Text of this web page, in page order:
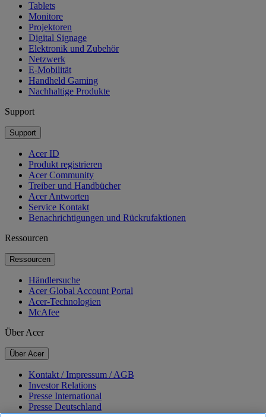
Tablets
Monitore
Projektoren
Digital Signage
Elektronik und Zubehör
Netzwerk
E-Mobilität
Handheld Gaming
Nachhaltige Produkte
Support
Support
Acer ID
Produkt registrieren
Acer Community
Treiber und Handbücher
Acer Antworten
Service Kontakt
Benachrichtigungen und Rückrufaktionen
Ressourcen
Ressourcen
Händlersuche
Acer Global Account Portal
Acer-Technologien
McAfee
Über Acer
Über Acer
Kontakt / Impressum / AGB
Investor Relations
Presse International
Presse Deutschland